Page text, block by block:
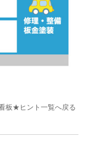
板★ヒント一覧へ戻る